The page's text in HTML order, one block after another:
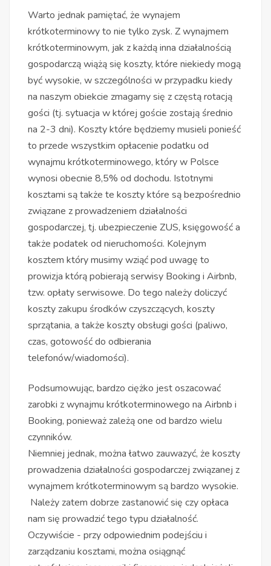
Warto jednak pamiętać, że wynajem
krótkoterminowy to nie tylko zysk. Z wynajmem
krótkoterminowym, jak z każdą inna działalnością
gospodarczą wiążą się koszty, które niekiedy mogą
być wysokie, w szczególności w przypadku kiedy
na naszym obiekcie zmagamy się z częstą rotacją
gości (tj. sytuacja w której goście zostają średnio
na 2-3 dni). Koszty które będziemy musieli ponieść
to przede wszystkim opłacenie podatku od
wynajmu krótkoterminowego, który w Polsce
wynosi obecnie 8,5% od dochodu. Istotnymi
kosztami są także te koszty które są bezpośrednio
związane z prowadzeniem działalności
gospodarczej, tj. ubezpieczenie ZUS, księgowość a
także podatek od nieruchomości. Kolejnym
kosztem który musimy wziąć pod uwagę to
prowizja którą pobierają serwisy Booking i Airbnb,
tzw. opłaty serwisowe. Do tego należy doliczyć
koszty zakupu środków czyszczących, koszty
sprzątania, a także koszty obsługi gości (paliwo,
czas, gotowość do odbierania
telefonów/wiadomości).
Podsumowując, bardzo ciężko jest oszacować
zarobki z wynajmu krótkoterminowego na Airbnb i
Booking, ponieważ zależą one od bardzo wielu
czynników.
Niemniej jednak, można łatwo zauwazyć, że koszty
prowadzenia działalności gospodarczej związanej z
wynajmem krótkoterminowym są bardzo wysokie.
Należy zatem dobrze zastanowić się czy opłaca
nam się prowadzić tego typu działalność.
Oczywiście - przy odpowiednim podejściu i
zarządzaniu kosztami, można osiągnąć